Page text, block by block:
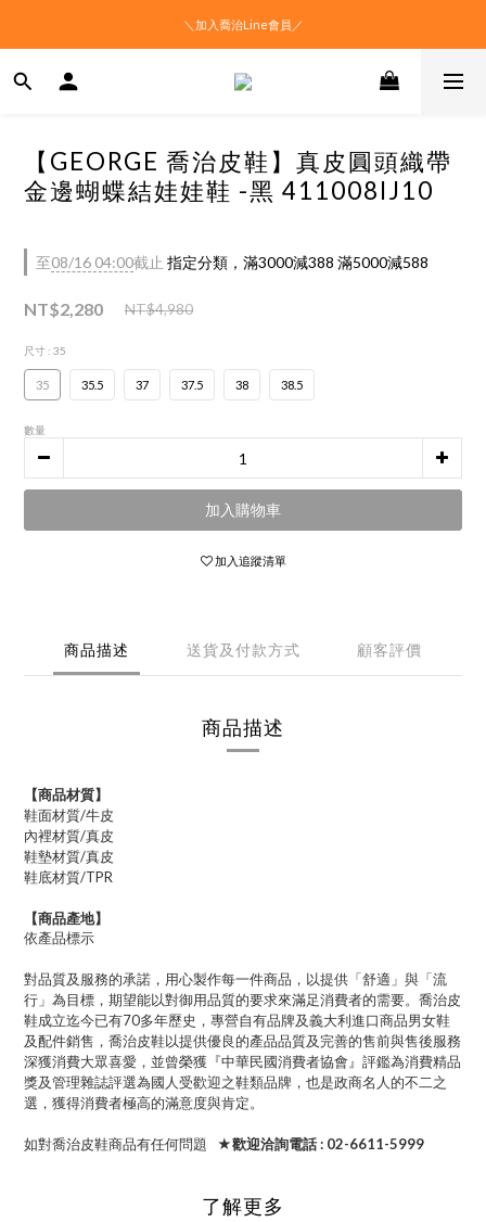
＼加入喬治Line會員／
【GEORGE 喬治皮鞋】真皮圓頭織帶
金邊蝴蝶結娃娃鞋 -黑 411008IJ10
至08/16 04:00截止 指定分類，滿3000減388 滿5000減588
NT$2,280 NT$4,980
尺寸 : 35
35 35.5 37 37.5 38 38.5
數量
加入購物車
加入追蹤清單
商品描述 送貨及付款方式 顧客評價
商品描述
【商品材質】
鞋面材質/牛皮
內裡材質/真皮
鞋墊材質/真皮
鞋底材質/TPR
【商品產地】
依產品標示
對品質及服務的承諾，用心製作每一件商品，以提供「舒適」與「流
行」為目標，期望能以對御用品質的要求來滿足消費者的需要。喬治皮
鞋成立迄今已有70多年歷史，專營自有品牌及義大利進口商品男女鞋
及配件銷售，喬治皮鞋以提供優良的產品品質及完善的售前與售後服務
深獲消費大眾喜愛，並曾榮獲『中華民國消費者協會』評鑑為消費精品
獎及管理雜誌評選為國人受歡迎之鞋類品牌，也是政商名人的不二之
選，獲得消費者極高的滿意度與肯定。
如對喬治皮鞋商品有任何問題 ★歡迎洽詢電話 : 02-6611-5999
了解更多